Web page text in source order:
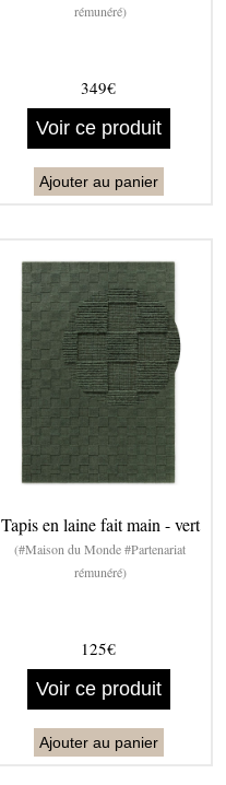
rémunéré)
349€
Voir ce produit
Ajouter au panier
Tapis en laine fait main - vert
(#Maison du Monde #Partenariat
rémunéré)
125€
Voir ce produit
Ajouter au panier